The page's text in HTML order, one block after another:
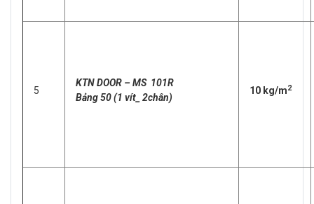
5
KTN DOOR – MS 101R
Bảng 50 (1 vít_ 2chân)
10 kg/m2